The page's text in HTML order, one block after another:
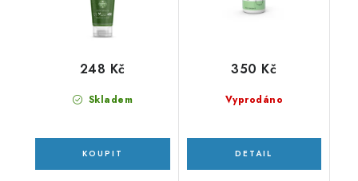
Skladem
248 Kč
Vyprodáno
350 Kč